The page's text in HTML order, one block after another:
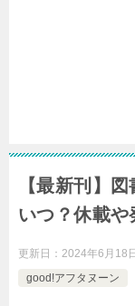
【最新刊】
いつ？休載
更新日： 2024年6月18
good!アフタヌーン